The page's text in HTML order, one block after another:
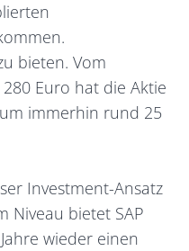
bieten. Vom
Euro hat die Aktie
immerhin rund 25
Investment-Ansatz
Niveau bietet SAP
wieder einen